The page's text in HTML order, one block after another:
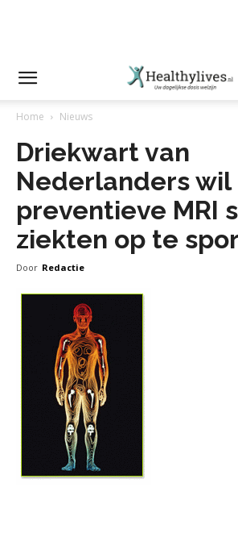
Home Nieuws
Driekwart van
Nederlanders wil
preventieve MRI
ziekten op te
Door Redactie